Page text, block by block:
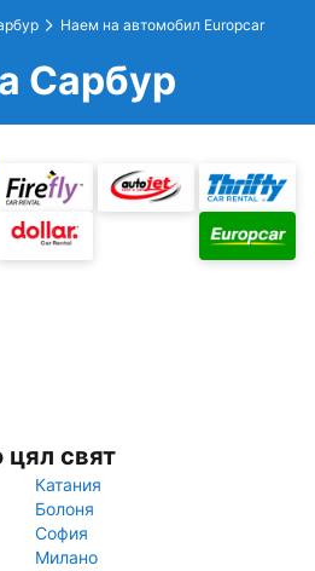
Наем на автомобил Europcar
Сарбур
цял свят
Катания
Болоня
София
Милано